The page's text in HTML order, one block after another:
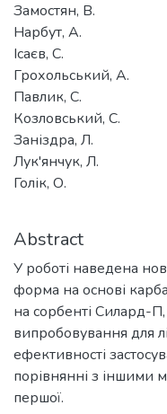
Замостян, В.
Нарбут, А.
Ісаєв, С.
Грохольський, А.
Павлик, С.
Козловський, С.
Заніздра, Л.
Лук'янчук, Л.
Голік, О.
Abstract
У роботі наведена
форма на основі
на сорбенті Силард-П,
випробовування для
ефективності
порівнянні з іншими
першої.